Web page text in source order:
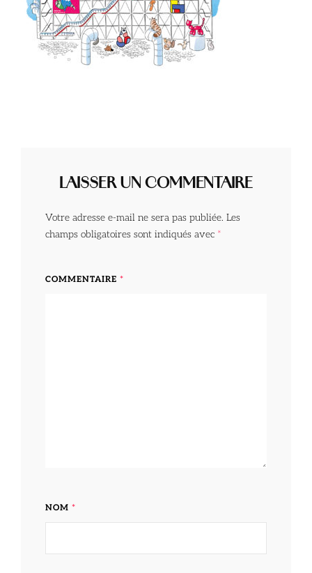
LAISSER UN COMMENTAIRE
Votre adresse e-mail ne sera pas publiée. Les
champs obligatoires sont indiqués avec *
COMMENTAIRE *
NOM *